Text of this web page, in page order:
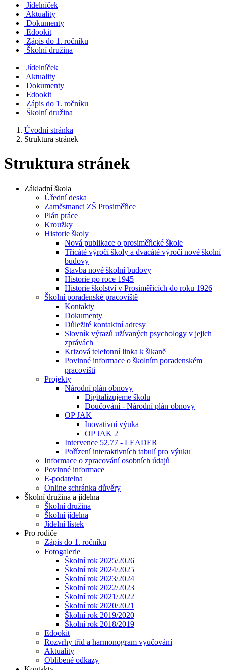
Jídelníček
Aktuality
Dokumenty
Edookit
Zápis do 1. ročníku
Školní družina
Jídelníček
Aktuality
Dokumenty
Edookit
Zápis do 1. ročníku
Školní družina
Úvodní stránka
Struktura stránek
Struktura stránek
Základní škola
Úřední deska
Zaměstnanci ZŠ Prosiměřice
Plán práce
Kroužky
Historie školy
Nová publikace o prosiměřické škole
Třicáté výročí školy a dvacáté výročí nové školní
budovy
Stavba nové školní budovy
Historie po roce 1945
Historie školství v Prosiměřicích do roku 1926
Školní poradenské pracoviště
Kontakty
Dokumenty
Důležité kontaktní adresy
Slovník výrazů užívaných psychology v jejich
zprávách
Krizová telefonní linka k šikaně
Povinné informace o školním poradenském
pracovišti
Projekty
Národní plán obnovy
Digitalizujeme školu
Doučování - Národní plán obnovy
OP JAK
Inovativní výuka
OP JAK 2
Intervence 52.77 - LEADER
Pořízení interaktivních tabulí pro výuku
Informace o zpracování osobních údajů
Povinné informace
E-podatelna
Online schránka důvěry
Školní družina a jídelna
Školní družina
Školní jídelna
Jídelní lístek
Pro rodiče
Zápis do 1. ročníku
Fotogalerie
Školní rok 2025/2026
Školní rok 2024/2025
Školní rok 2023/2024
Školní rok 2022/2023
Školní rok 2021/2022
Školní rok 2020/2021
Školní rok 2019/2020
Školní rok 2018/2019
Edookit
Rozvrhy tříd a harmonogram vyučování
Aktuality
Oblíbené odkazy